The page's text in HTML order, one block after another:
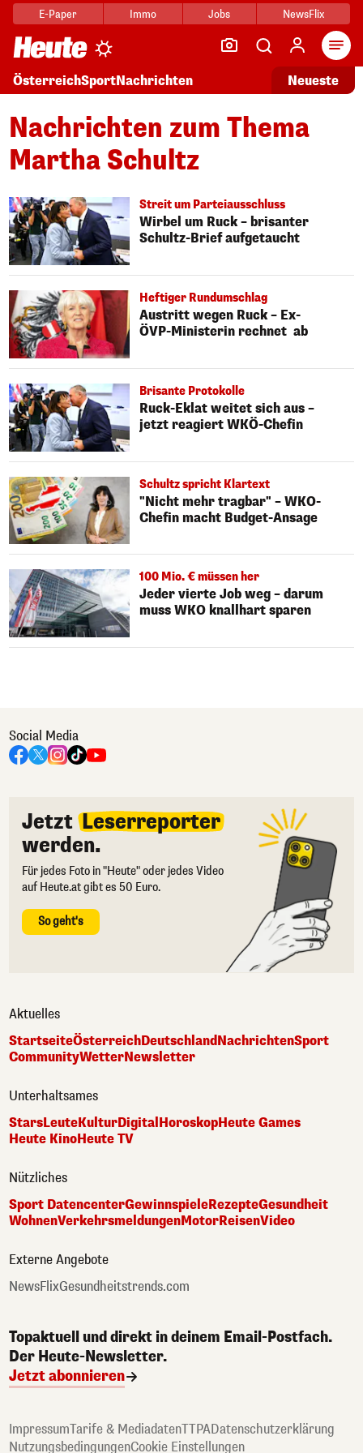
E-Paper Immo Jobs NewsFlix
ÖsterreichSportNachrichten Neueste
Nachrichten zum Thema
Martha Schultz
Streit um Parteiausschluss
Wirbel um Ruck – brisanter
Schultz-Brief aufgetaucht
Heftiger Rundumschlag
Austritt wegen Ruck – Ex-
ÖVP-Ministerin rechnet ab
Brisante Protokolle
Ruck-Eklat weitet sich aus –
jetzt reagiert WKÖ-Chefin
Schultz spricht Klartext
"Nicht mehr tragbar" – WKO-
Chefin macht Budget-Ansage
100 Mio. € müssen her
Jeder vierte Job weg – darum
muss WKO knallhart sparen
Social Media
Jetzt Leserreporter
werden.
Für jedes Foto in "Heute" oder jedes Video
auf Heute.at gibt es 50 Euro.
So geht's
Aktuelles
StartseiteÖsterreichDeutschlandNachrichtenSport
CommunityWetterNewsletter
Unterhaltsames
StarsLeuteKulturDigitalHoroskopHeute Games
Heute KinoHeute TV
Nützliches
Sport DatencenterGewinnspieleRezepteGesundheit
WohnenVerkehrsmeldungenMotorReisenVideo
Externe Angebote
NewsFlixGesundheitstrends.com
Topaktuell und direkt in deinem Email-Postfach.
Der Heute-Newsletter.
Jetzt abonnieren
ImpressumTarife & MediadatenTTPADatenschutzerklärung
NutzungsbedingungenCookie Einstellungen